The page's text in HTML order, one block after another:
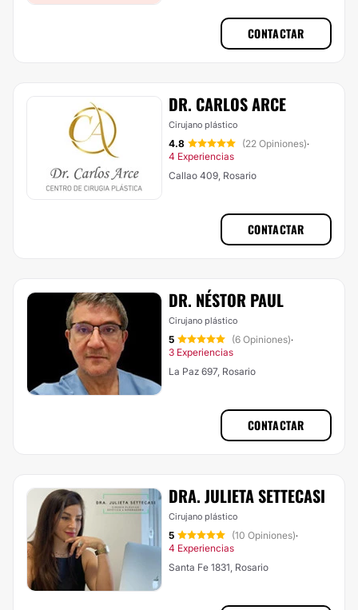
CONTACTAR
DR. CARLOS ARCE
Cirujano plástico
4.8 (22 Opiniones)·
4 Experiencias
Callao 409, Rosario
CONTACTAR
DR. NÉSTOR PAUL
Cirujano plástico
5 (6 Opiniones)·
3 Experiencias
La Paz 697, Rosario
CONTACTAR
DRA. JULIETA SETTECASI
Cirujano plástico
5 (10 Opiniones)·
4 Experiencias
Santa Fe 1831, Rosario